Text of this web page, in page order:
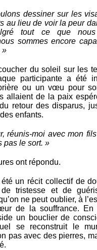
dessiner sur les
au lieu de voir la peur
tout ce que
sommes encore
»
du soleil sur les
participante a été
ou un vœu pour
allaient de la paix
retour des disparus,
enfants.
réunis-moi avec mon
pas le sort. »
ont répondu.
été un récit collectif de
tristesse et de
ne peut oublier, à
de la souffrance. En
un bouclier de
se reconstruit le
pas avec des pierres,